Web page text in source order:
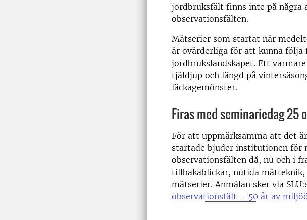
jordbruksfält finns inte på några
observationsfälten.
Mätserier som startat när
är ovärderliga för att kunna
jordbrukslandskapet. Ett
tjäldjup och längd på
läckagemönster.
Firas med seminariedag 25
För att uppmärksamma att det
startade bjuder institutionen
observationsfälten då, nu och i
tillbakablickar, nutida mätteknik,
mätserier. Anmälan sker via
observationsfält – 50 år av